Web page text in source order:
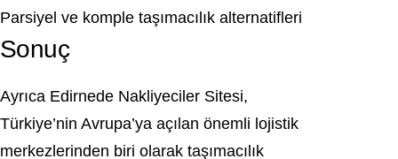
Parsiyel ve komple taşımacılık alternatifleri
Sonuç
Ayrıca Edirnede Nakliyeciler Sitesi,
Türkiye’nin Avrupa’ya açılan önemli lojistik
merkezlerinden biri olarak taşımacılık